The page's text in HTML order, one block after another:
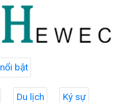
bật
Du lịch Ký sự